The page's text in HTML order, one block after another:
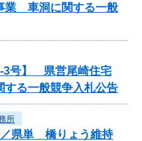
業 車洞に関する一般
3号】 県営尾崎住宅
する一般競争入札公告
所
／県単 橋りょう維持